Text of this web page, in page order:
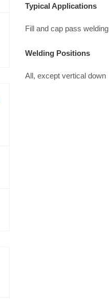
Typical Applications
Fill and cap pass
Welding Positions
All, except vertical down